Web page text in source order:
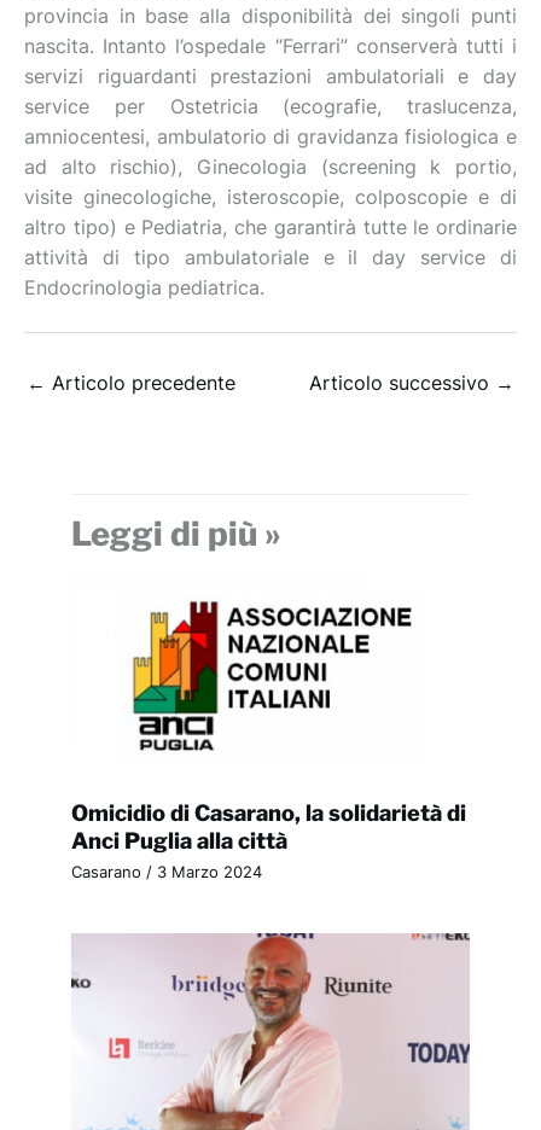
provincia in base alla disponibilità dei singoli punti
nascita. Intanto l’ospedale “Ferrari” conserverà tutti i
servizi riguardanti prestazioni ambulatoriali e day
service per Ostetricia (ecografie, traslucenza,
amniocentesi, ambulatorio di gravidanza fisiologica e
ad alto rischio), Ginecologia (screening k portio,
visite ginecologiche, isteroscopie, colposcopie e di
altro tipo) e Pediatria, che garantirà tutte le ordinarie
attività di tipo ambulatoriale e il day service di
Endocrinologia pediatrica.
← Articolo precedente Articolo successivo →
Leggi di più »
Omicidio di Casarano, la solidarietà di
Anci Puglia alla città
Casarano / 3 Marzo 2024